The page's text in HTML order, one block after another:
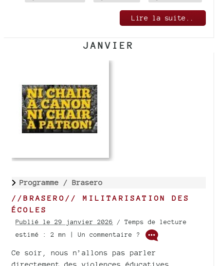
Lire la suite..
JANVIER
Programme / Brasero
//BRASERO// MILITARISATION DES
ÉCOLES
Publié le 29 janvier 2026 / Temps de lecture
estimé : 2 mn | Un commentaire ?
Ce soir, nous n’allons pas parler